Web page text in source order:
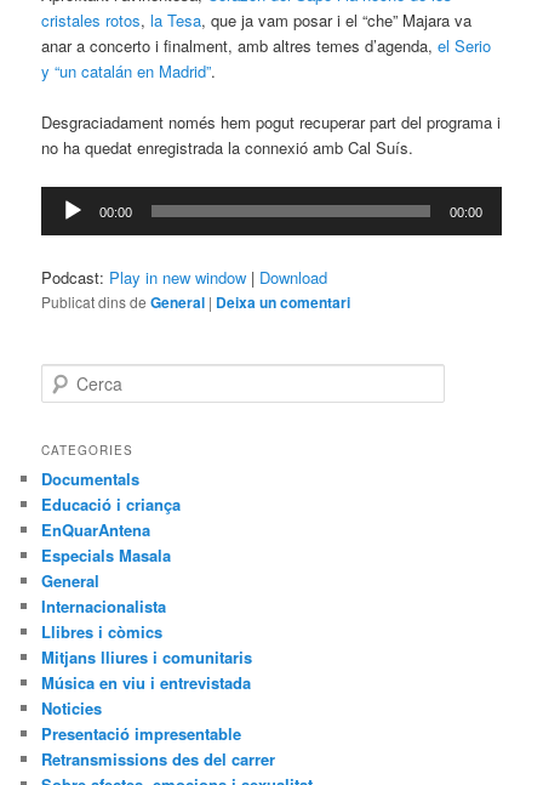
cristales rotos, la Tesa, que ja vam posar i el “che” Majara va
anar a concerto i finalment, amb altres temes d’agenda, el Serio
y “un catalán en Madrid”.
Desgraciadament només hem pogut recuperar part del programa i
no ha quedat enregistrada la connexió amb Cal Suís.
Reproductor
d'àudio
00:00 00:00
Podcast: Play in new window | Download
Publicat dins de General | Deixa un comentari
e
c
CATEGORIES
Documentals
Educació i criança
EnQuarAntena
Especials Masala
General
Internacionalista
Llibres i còmics
Mitjans lliures i comunitaris
Música en viu i entrevistada
Noticies
Presentació impresentable
Retransmissions des del carrer